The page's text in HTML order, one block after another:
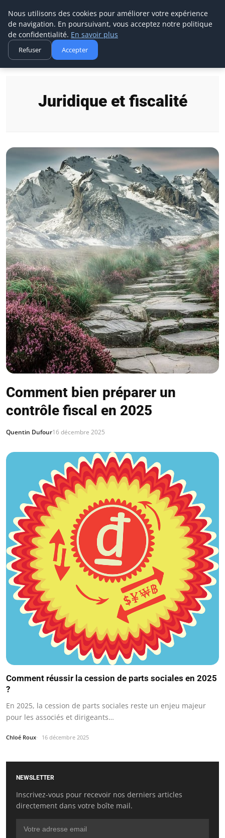
Techsumo
Accueil Juridique et fiscalité
Juridique et fiscalité
Comment bien préparer un
contrôle fiscal en 2025
Quentin Dufour16 décembre 2025
Comment réussir la cession de parts sociales en 2025
?
En 2025, la cession de parts sociales reste un enjeu majeur
pour les associés et dirigeants…
Chloé Roux 16 décembre 2025
NEWSLETTER
Inscrivez-vous pour recevoir nos derniers articles
directement dans votre boîte mail.
Nous utilisons des cookies pour améliorer votre expérience
de navigation. En poursuivant, vous acceptez notre politique
de confidentialité. En savoir plus
Refuser Accepter